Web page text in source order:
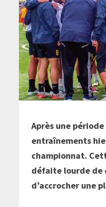
Après une
entraînements
championnat.
défaite lourde de
d’accrocher une